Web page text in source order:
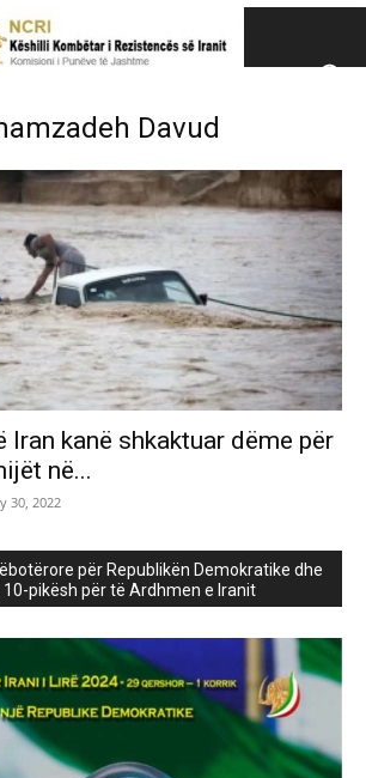
Kombëtar të
Kombëtar të Rezistencës së Iranit (NCRI)
Davud
Iran kanë shkaktuar dëme për
në...
30, 2022
për Republikën Demokratike dhe
10-pikësh për të Ardhmen e Iranit